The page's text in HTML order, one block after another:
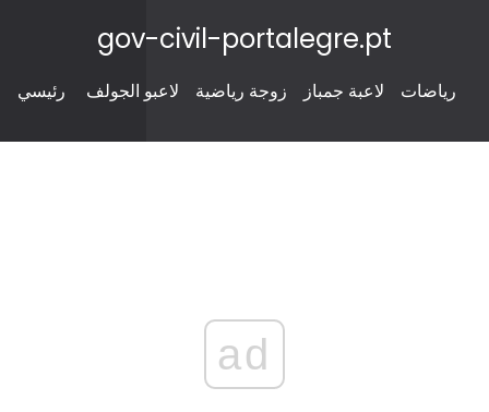
gov-civil-portalegre.pt
رئيسي لاعبو الجولف زوجة رياضية لاعبة جمباز رياضات
ad